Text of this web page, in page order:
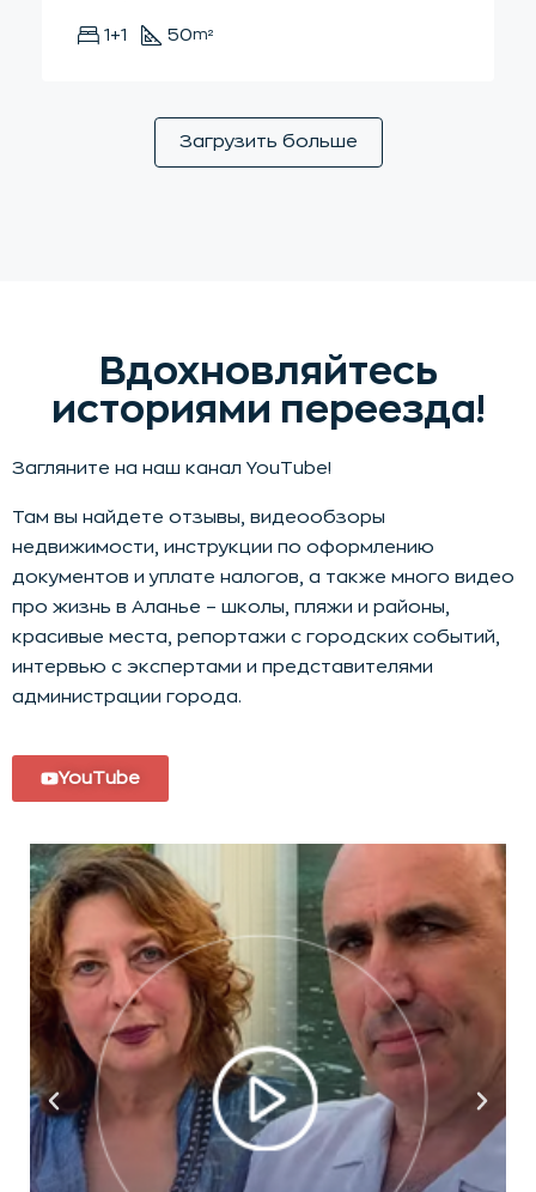
1+1 50m²
Загрузить больше
Вдохновляйтесь
историями переезда!
Загляните на наш канал YouTube!
Там вы найдете отзывы, видеообзоры
недвижимости, инструкции по оформлению
документов и уплате налогов, а также много видео
про жизнь в Аланье – школы, пляжи и районы,
красивые места, репортажи с городских событий,
интервью с экспертами и представителями
администрации города.
YouTube